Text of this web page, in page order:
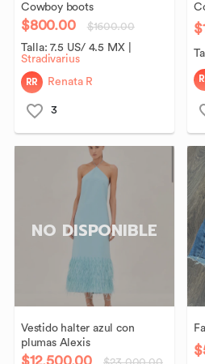
Cowboy boots
$800.00
$1600.00
Talla:7.5 US/ 4.5 MX|
Stradivarius
RR Renata R
3
NO DISPONIBLE
Vestido halter azul con
plumas Alexis
$12,500.00